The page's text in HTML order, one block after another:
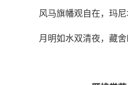
风马旗幡观自在，玛尼
月明如水双清夜，藏舍